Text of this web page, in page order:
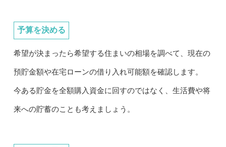
予算を決める
希望が決まったら希望する住まいの相場を調べて、現在の
預貯金額や在宅ローンの借り入れ可能額を確認します。
今ある貯金を全額購入資金に回すのではなく、生活費や将
来への貯蓄のことも考えましょう。